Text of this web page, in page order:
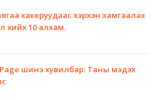
хакеруудаас хэрхэн хамгаалах
хийх 10 алхам.
шинэ хувилбар: Таны мэдэх